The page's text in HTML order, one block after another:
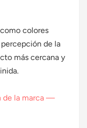
colores
de la
más cercana y
de la marca —